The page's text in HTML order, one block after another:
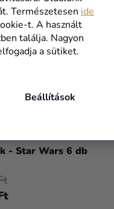
Természetesen ide
t. A használt
találja. Nagyon
a sütiket.
Beállítások
- Star Wars 6 db